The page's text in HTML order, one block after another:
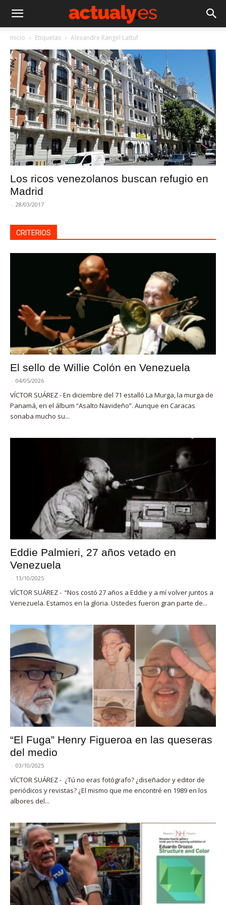
Inicio Etiquetas Alexandre Rangel Lattuf
Los ricos venezolanos buscan refugio en
Madrid
- 28/03/2017
CRITERIOS
El sello de Willie Colón en Venezuela
- 04/05/2026
VÍCTOR SUÁREZ - En diciembre del 71 estalló La Murga, la murga de
Panamá, en el álbum “Asalto Navideño”. Aunque en Caracas
sonaba mucho su...
Eddie Palmieri, 27 años vetado en
Venezuela
- 13/10/2025
VÍCTOR SUÁREZ - “Nos costó 27 años a Eddie y a mí volver juntos a
Venezuela. Estamos en la gloria. Ustedes fueron gran parte de...
“El Fuga” Henry Figueroa en las queseras
del medio
- 03/10/2025
VÍCTOR SUÁREZ - ¿Tú no eras fotógrafo? ¿diseñador y editor de
periódicos y revistas? ¿El mismo que me encontré en 1989 en los
albores del...